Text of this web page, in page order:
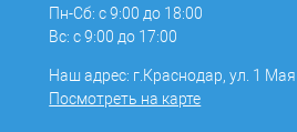
Пн-Сб: с 9:00 до 18:00
Вс: с 9:00 до 17:00
Наш адрес: г.Краснодар, ул. 1
Посмотреть на карте